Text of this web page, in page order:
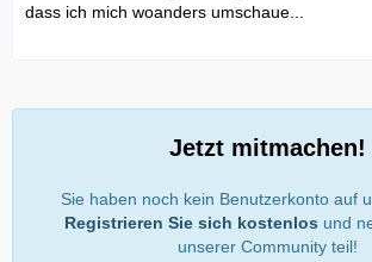
dass ich mich woanders umschaue...
Jetzt mitmachen!
Sie haben noch kein Benutzerkonto auf
Registrieren Sie sich kostenlos und
unserer Community teil!